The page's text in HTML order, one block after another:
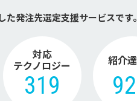
た発注先選定支援サービスです。
対応
テクノロジー
319
紹介